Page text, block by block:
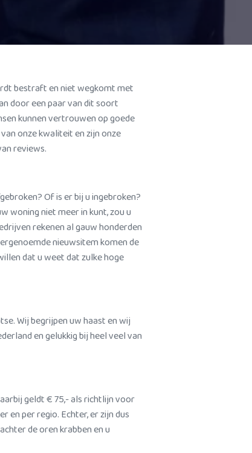
bestraft en niet wegkomt met
door een paar van dit soort
kunnen vertrouwen op goede
onze kwaliteit en zijn onze
reviews.
Of is er bij u ingebroken?
woning niet meer in kunt, zou u
rekenen al gauw honderden
nieuwsitem komen de
dat u weet dat zulke hoge
Wij begrijpen uw haast en wij
en gelukkig bij heel veel van
geldt € 75,- als richtlijn voor
en per regio. Echter, er zijn dus
de oren krabben en u